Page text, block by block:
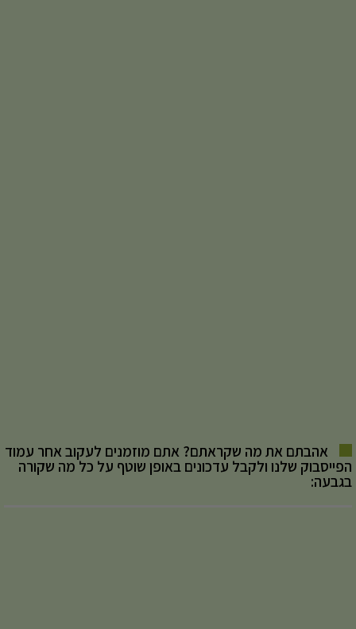
אהבתם את מה שקראתם? אתם מוזמנים לעקוב אחר עמוד
הפייסבוק שלנו ולקבל עדכונים באופן שוטף על כל מה שקורה
בגבעה: